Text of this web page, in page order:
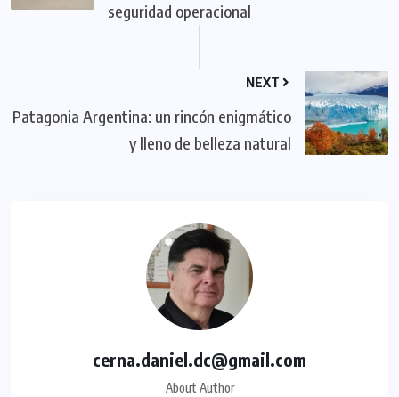
seguridad operacional
NEXT
Patagonia Argentina: un rincón enigmático
y lleno de belleza natural
cerna.daniel.dc@gmail.com
About Author